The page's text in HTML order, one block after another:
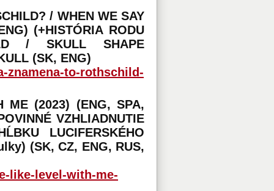
/ WHEN WE SAY
(+HISTÓRIA RODU
/ SKULL SHAPE
(SK, ENG)
znamena-to-rothschild-
ME (2023) (ENG, SPA,
VZHLIADNUTIE
LUCIFERSKÉHO
(SK, CZ, ENG, RUS,
like-level-with-me-